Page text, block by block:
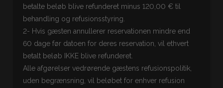
betalte beløb blive refunderet minus 120,00 € til
behandling og refusionsstyring.
2- Hvis gæsten annullerer reservationen mindre end
60 dage før datoen for deres reservation, vil ethvert
betalt beløb IKKE blive refunderet.
Alle afgørelser vedrørende gæstens refusionspolitik,
uden begrænsning, vil beløbet for enhver refusion